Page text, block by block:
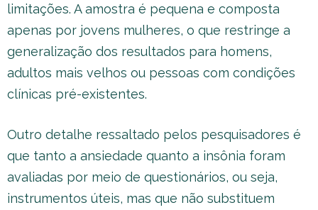
limitações. A amostra é pequena e composta
apenas por jovens mulheres, o que restringe a
generalização dos resultados para homens,
adultos mais velhos ou pessoas com condições
clínicas pré-existentes.
Outro detalhe ressaltado pelos pesquisadores é
que tanto a ansiedade quanto a insônia foram
avaliadas por meio de questionários, ou seja,
instrumentos úteis, mas que não substituem